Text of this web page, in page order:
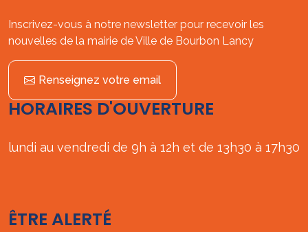
Inscrivez-vous à notre newsletter pour recevoir les
nouvelles de la mairie de Ville de Bourbon Lancy
Renseignez votre email
HORAIRES D'OUVERTURE
lundi au vendredi de 9h à 12h et de 13h30 à 17h30
ÊTRE ALERTÉ